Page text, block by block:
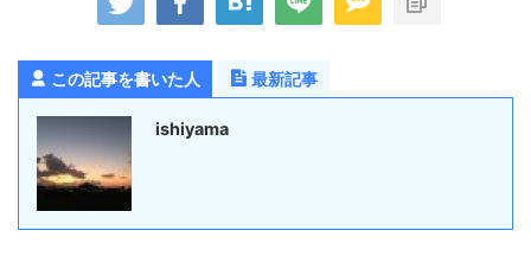
この記事を書いた人 最新記事
ishiyama